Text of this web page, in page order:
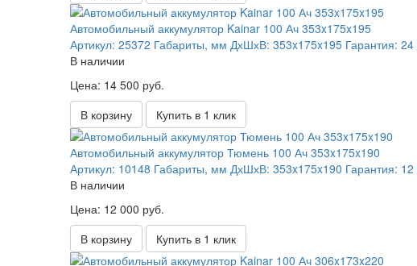
Автомобильный аккумулятор Kainar 100 Ач 353x175x195
Артикул: 25372 Габариты, мм ДхШхВ: 353x175x195 Гарантия: 24
В наличии
Цена: 14 500 руб.
В корзину
Купить в 1 клик
Автомобильный аккумулятор Тюмень 100 Ач 353x175x190
Артикул: 10148 Габариты, мм ДхШхВ: 353x175x190 Гарантия: 12
В наличии
Цена: 12 000 руб.
В корзину
Купить в 1 клик